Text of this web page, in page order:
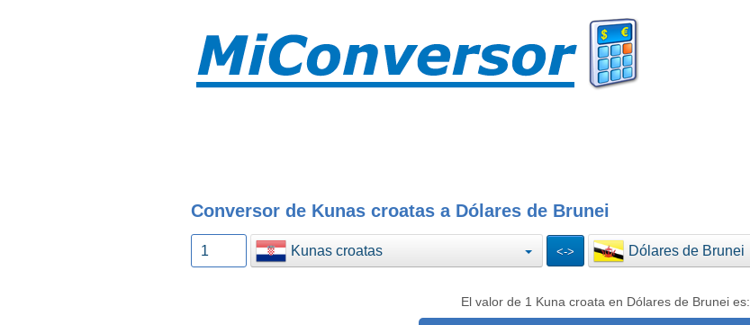
Conversor de Kunas croatas a Dólares de Brunei
Kunas croatas Dólares de Brunei
El valor de 1 Kuna croata en Dólares de Brunei es: